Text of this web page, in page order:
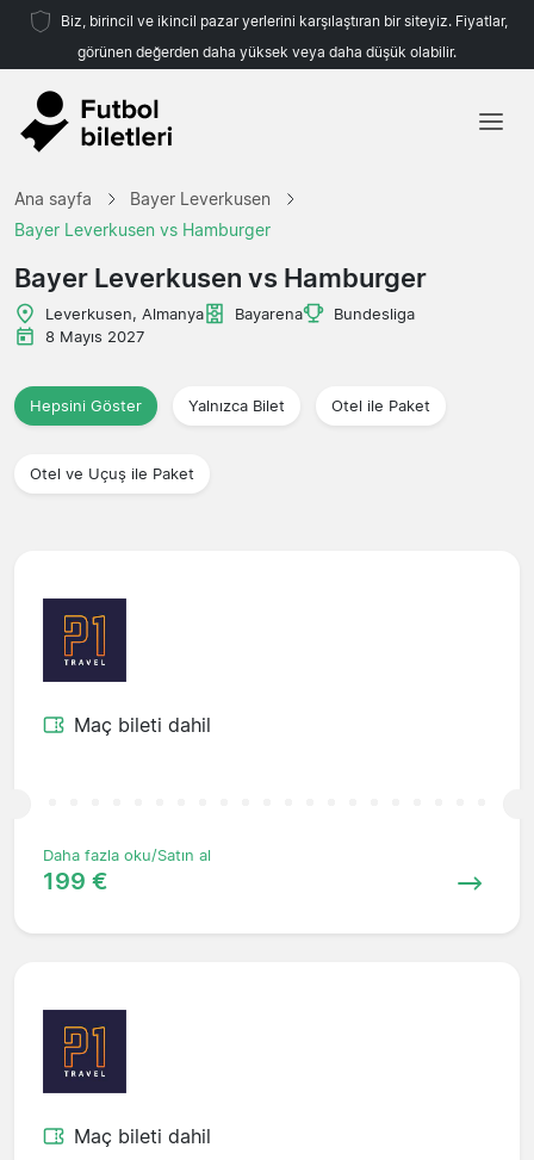
Biz, birincil ve ikincil pazar yerlerini karşılaştıran bir siteyiz. Fiyatlar,
görünen değerden daha yüksek veya daha düşük olabilir.
Takımlar
Ligler
Seyahat Acenteleri
Ana sayfa
Bayer Leverkusen
Bayer Leverkusen vs Hamburger
Bayer Leverkusen vs Hamburger
Leverkusen, Almanya Bayarena
Bundesliga
8 Mayıs 2027
Hepsini Göster Yalnızca Bilet Otel ile Paket
Otel ve Uçuş ile Paket
Maç bileti dahil
Daha fazla oku/Satın al
199 €
Maç bileti dahil